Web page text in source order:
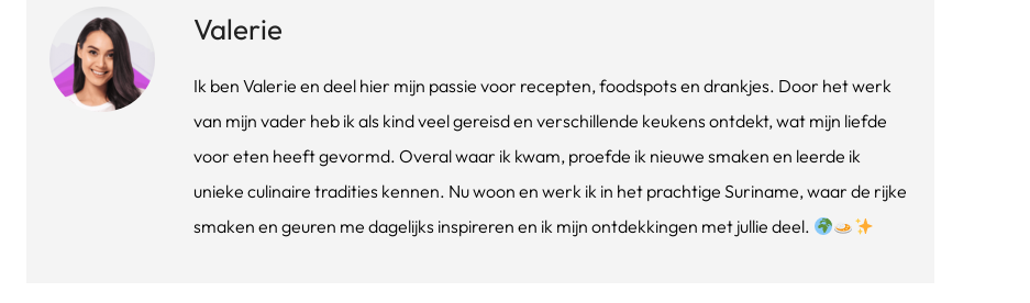
Valerie
Ik ben Valerie en deel hier mijn passie voor recepten, foodspots en drankjes. Door het werk
van mijn vader heb ik als kind veel gereisd en verschillende keukens ontdekt, wat mijn liefde
voor eten heeft gevormd. Overal waar ik kwam, proefde ik nieuwe smaken en leerde ik
unieke culinaire tradities kennen. Nu woon en werk ik in het prachtige Suriname, waar de rijke
smaken en geuren me dagelijks inspireren en ik mijn ontdekkingen met jullie deel.